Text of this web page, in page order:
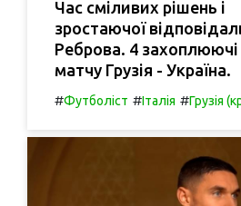
Час сміливих рішень і
зростаючої
Реброва. 4 захоплюючі
матчу Грузія - Україна.
#Футболіст #Італія #Грузія